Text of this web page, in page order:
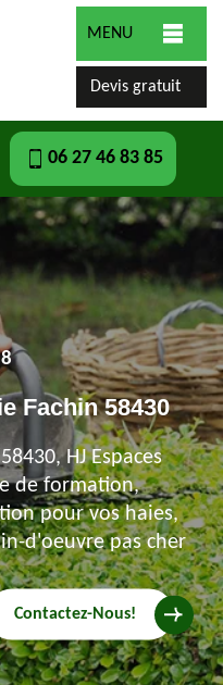
MENU
Devis gratuit
06 27 46 83 85
Fachin 58430
HJ Espaces
de formation,
pour vos haies,
d'oeuvre pas cher
Contactez-Nous!